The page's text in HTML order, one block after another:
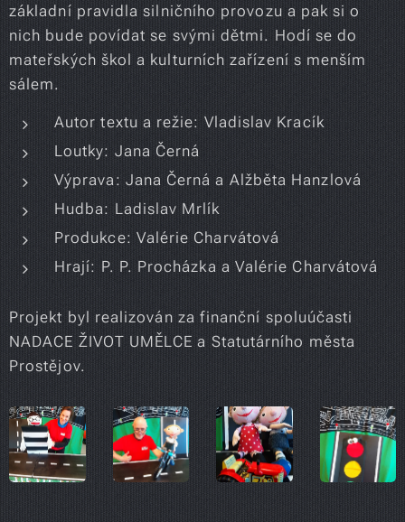
základní pravidla silničního provozu a pak si o
nich bude povídat se svými dětmi. Hodí se do
mateřských škol a kulturních zařízení s menším
sálem.
Autor textu a režie: Vladislav Kracík
Loutky: Jana Černá
Výprava: Jana Černá a Alžběta Hanzlová
Hudba: Ladislav Mrlík
Produkce: Valérie Charvátová
Hrají: P. P. Procházka a Valérie Charvátová
Projekt byl realizován za finanční spoluúčasti
NADACE ŽIVOT UMĚLCE a Statutárního města
Prostějov.